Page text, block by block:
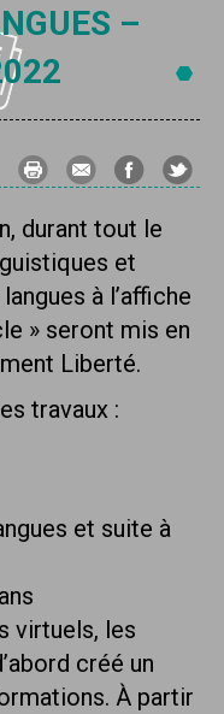
–
durant tout le
et
à l’affiche
» seront mis en
Liberté.
travaux :
et suite à
virtuels, les
créé un
À partir